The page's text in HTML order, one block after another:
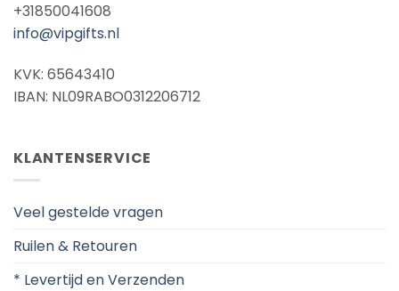
+31850041608
info@vipgifts.nl
KVK: 65643410
IBAN: NL09RABO0312206712
KLANTENSERVICE
Veel gestelde vragen
Ruilen & Retouren
* Levertijd en Verzenden